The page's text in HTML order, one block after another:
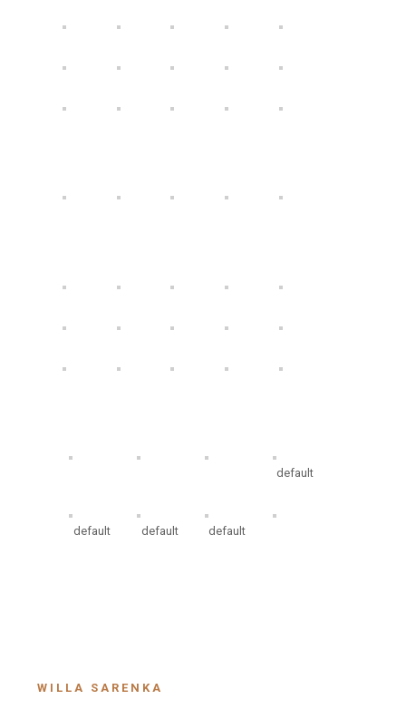
default
default default default
WILLA SARENKA